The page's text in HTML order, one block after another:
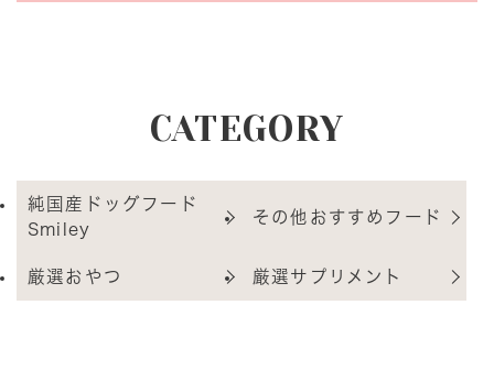
CATEGORY
純国産ドッグフード
Smiley
その他おすすめフード
厳選おやつ 厳選サプリメント